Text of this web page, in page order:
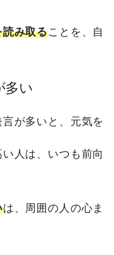
み取ることを、自
多い
が多いと、元気を
人は、いつも前向
は、周囲の人の心ま